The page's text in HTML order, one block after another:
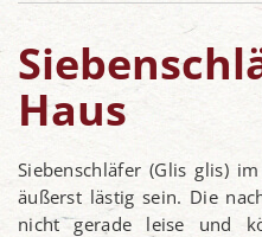
Haus
Siebenschläfer (Glis glis)
äußerst lästig sein. Die
nicht gerade leise und